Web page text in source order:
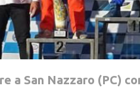
a San Nazzaro (PC)